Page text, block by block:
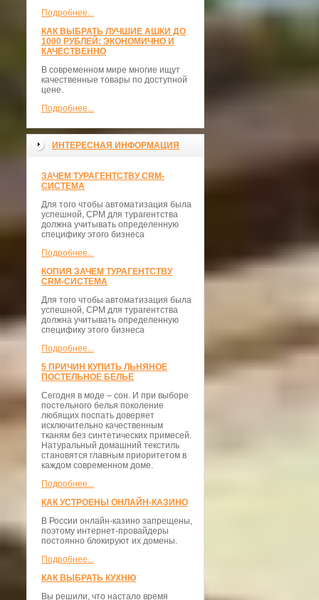
Подробнее...
КАК ВЫБРАТЬ ЛУЧШИЕ АШКИ ДО
1000 РУБЛЕЙ: ЭКОНОМИЧНО И
КАЧЕСТВЕННО
В современном мире многие ищут
качественные товары по доступной
цене.
Подробнее...
ИНТЕРЕСНАЯ ИНФОРМАЦИЯ
ЗАЧЕМ ТУРАГЕНТСТВУ CRM-
СИСТЕМА
Для того чтобы автоматизация была
успешной, СРМ для турагентства
должна учитывать определенную
специфику этого бизнеса
Подробнее...
КОПИЯ ЗАЧЕМ ТУРАГЕНТСТВУ
CRM-СИСТЕМА
Для того чтобы автоматизация была
успешной, СРМ для турагентства
должна учитывать определенную
специфику этого бизнеса
Подробнее...
5 ПРИЧИН КУПИТЬ ЛЬНЯНОЕ
ПОСТЕЛЬНОЕ БЕЛЬЕ
Сегодня в моде – сон. И при выборе
постельного белья поколение
любящих поспать доверяет
исключительно качественным
тканям без синтетических примесей.
Натуральный домашний текстиль
становятся главным приоритетом в
каждом современном доме.
Подробнее...
КАК УСТРОЕНЫ ОНЛАЙН-КАЗИНО
В России онлайн-казино запрещены,
поэтому интернет-провайдеры
постоянно блокируют их домены.
Подробнее...
КАК ВЫБРАТЬ КУХНЮ
Вы решили, что настало время